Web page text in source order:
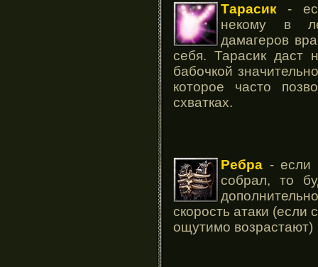
Тарасик -
некому в
дамагеров
себя. Тарасик даст
бабочкой
которое часто
схватках.
Ребра - если
собрал, то
скорость атаки
ощутимо возрастают)